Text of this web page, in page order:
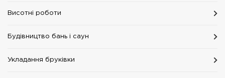
Висотні роботи
Будівництво бань і саун
Укладання бруківки